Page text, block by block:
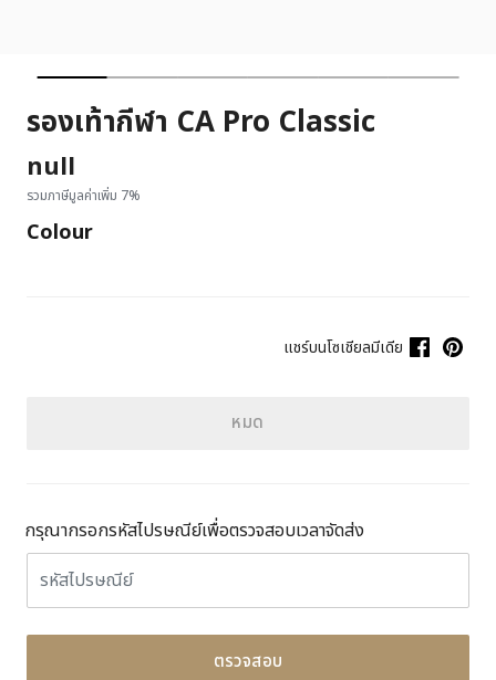
รองเท้ากีฬา CA Pro Classic
null
รวมภาษีมูลค่าเพิ่ม 7%
Colour
แชร์บนโซเชียลมีเดีย
หมด
กรุณากรอกรหัสไปรษณีย์เพื่อตรวจสอบเวลาจัดส่ง
ตรวจสอบ